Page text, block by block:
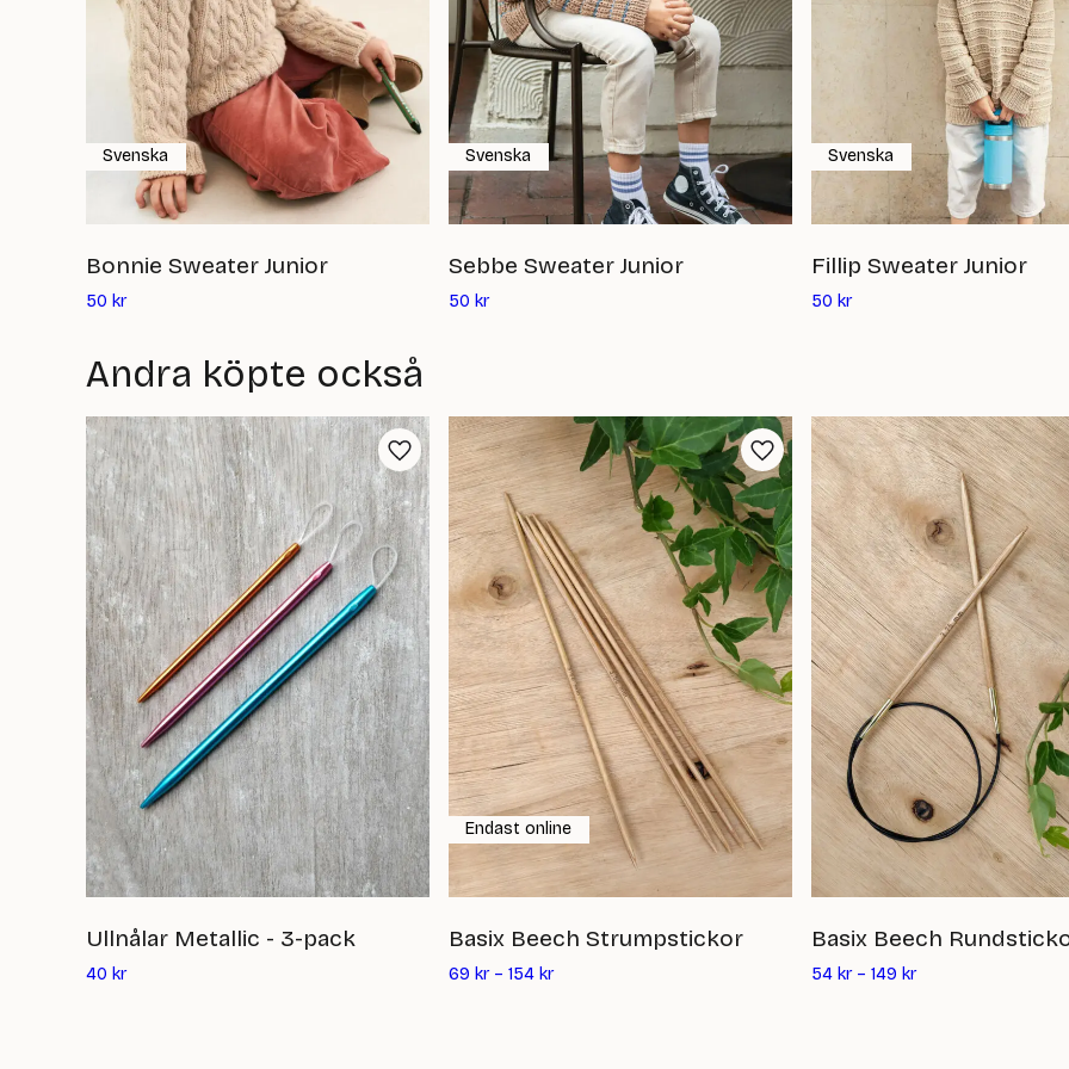
Bonnie Sweater Junior
50 krDet
är:
kr
Svenska
Sebbe Sweater Junior
50 krDet
kr
Svenska
Fillip Sweater Junior
50 krDet
kr
Svenska
Andra köpte också
Ullnålar Metallic - 3-pack
40 krDet
Basix Beech Strumpstickor
69 kr – 154 kr
Endast online
Basix Beech
54 kr – 149 kr